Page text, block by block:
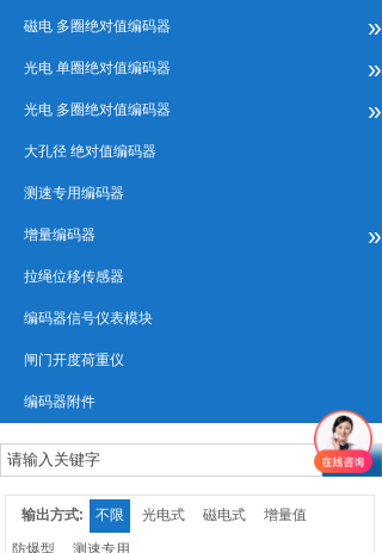
磁电 多圈绝对值编码器 »
光电 单圈绝对值编码器 »
光电 多圈绝对值编码器 »
大孔径 绝对值编码器
测速专用编码器
增量编码器 »
拉绳位移传感器
编码器信号仪表模块
闸门开度荷重仪
编码器附件
输出方式: 不限 光电式 磁电式 增量值
防爆型 测速专用